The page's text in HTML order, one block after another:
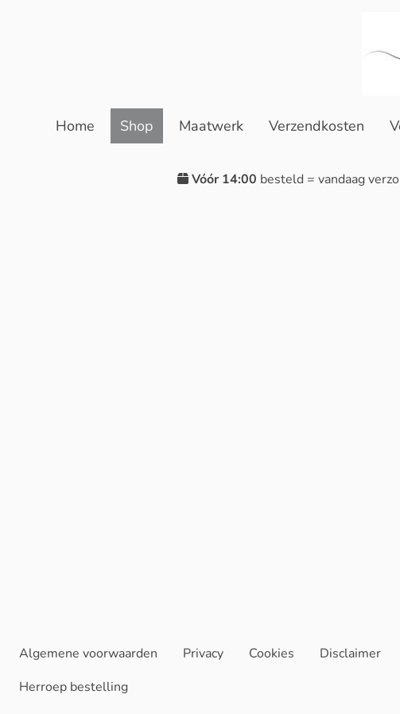
Home Shop Maatwerk Verzendkosten
Vóór 14:00 besteld = vandaag
Algemene voorwaarden Privacy Cookies Disclaimer
Herroep bestelling